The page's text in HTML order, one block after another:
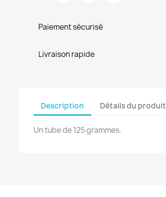
Paiement sécurisé
Livraison rapide
Description Détails du produit
Un tube de 125 grammes.